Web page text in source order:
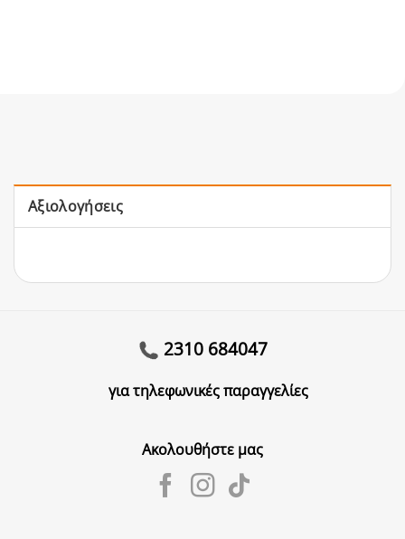
Αξιολογήσεις
2310 684047
για τηλεφωνικές παραγγελίες
Ακολουθήστε μας